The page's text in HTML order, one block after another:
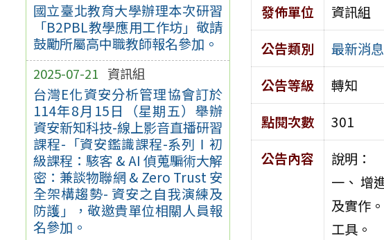
國立臺北教育大學辦理本次研習
「B2PBL教學應用工作坊」敬請
鼓勵所屬高中職教師報名參加。
2025-07-21 資訊組
台灣E化資安分析管理協會訂於
114年8月15日（星期五）舉辦
資安新知科技-線上影音直播研習
課程-「資安鑑識課程-系列Ⅰ初
級課程：駭客 & AI 偵蒐騙術大解
密：兼談物聯網 & Zero Trust 安
全架構趨勢- 資安之自我演練及
防護」，敬邀貴單位相關人員報
名參加。
發佈單位
資訊組
公告類別
最新消息
公告等級
轉知
點閱次數
301
公告內容
說明：
一、 增
及實作
工具。